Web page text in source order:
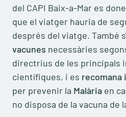
del CAPI Baix-a-Mar es
que el viatger hauria de
després del viatge. També
vacunes necessàries
directrius de les principals
científiques, i es recomana
per prevenir la Malària en
no disposa de la vacuna de